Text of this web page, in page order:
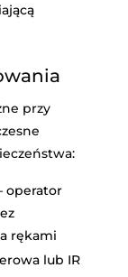
przy
operator
rękami
lub IR